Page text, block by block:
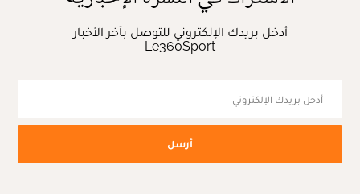
أدخل بريدك الإلكتروني للتوصل بآخر الأخبار
Le360Sport
أرسل